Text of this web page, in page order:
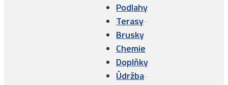
Podlahy
Terasy
Brusky
Chemie
Doplňky
Údržba